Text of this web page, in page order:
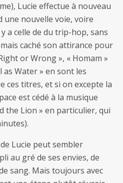
Lucie effectue à nouveau
une nouvelle voie, voire
a celle de du trip-hop, sans
caché son attirance pour
or Wrong », « Homam »
as Water » en sont les
ces titres, et si on excepte la
est cédé à la musique
the Lion » en particulier, qui
Lucie peut sembler
au gré de ses envies, de
sang. Mais toujours avec